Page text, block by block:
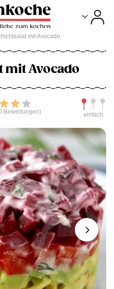
mit Avocado
mit Avocado
Bewerten
Bewertungen) einfach
Next